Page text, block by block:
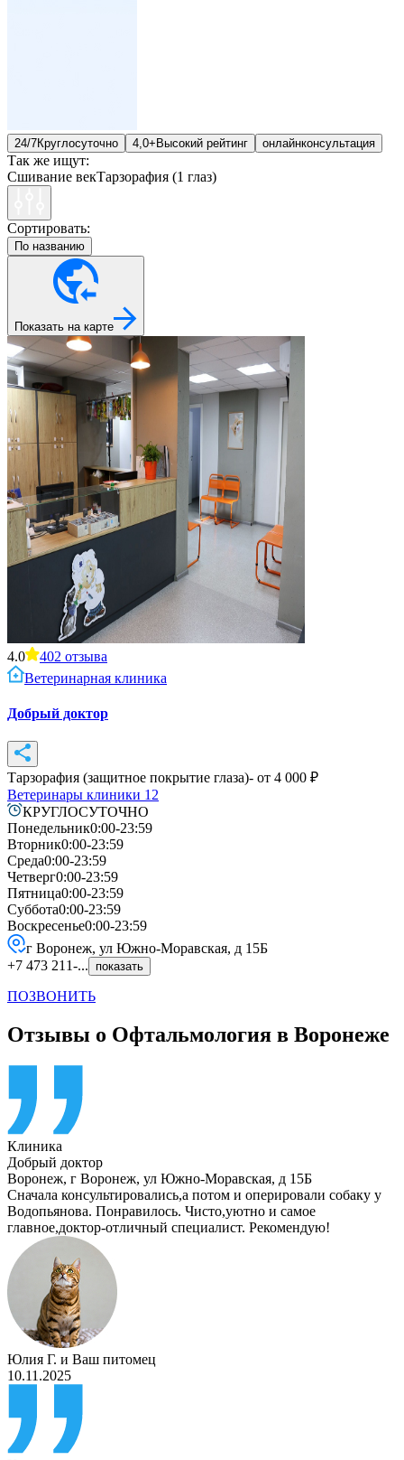
24/7Круглосуточно 4,0+ Высокий рейтинг онлайнконсультация
Так же ищут:
Сшивание векТарзорафия (1 глаз)
Сортировать:
По названию
Показать на карте
4.0 402 отзыва
Ветеринарная клиника
Добрый доктор
Тарзорафия (защитное покрытие глаза)- от 4 000 ₽
Ветеринары клиники 12
КРУГЛОСУТОЧНО
Понедельник0:00-23:59
Вторник0:00-23:59
Среда0:00-23:59
Четверг0:00-23:59
Пятница0:00-23:59
Суббота0:00-23:59
Воскресенье0:00-23:59
г Воронеж, ул Южно-Моравская, д 15Б
+7 473 211-...
показать
ПОЗВОНИТЬ
Отзывы о Офтальмология в Воронеже
Клиника
Добрый доктор
Воронеж, г Воронеж, ул Южно-Моравская, д 15Б
Сначала консультировались,а потом и оперировали собаку у
Водопьянова. Понравилось. Чисто,уютно и самое
главное,доктор-отличный специалист. Рекомендую!
Юлия Г. и Ваш питомец
10.11.2025